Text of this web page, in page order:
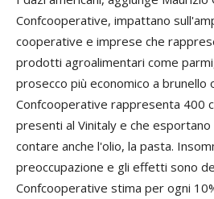
Confcooperative, impattano
cooperative e imprese che
prodotti agroalimentari come
prosecco più economico a brunello
Confcooperative rappresenta 400
presenti al Vinitaly e che
contare anche l'olio, la pasta.
preoccupazione e gli effetti sono
Confcooperative stima per ogni